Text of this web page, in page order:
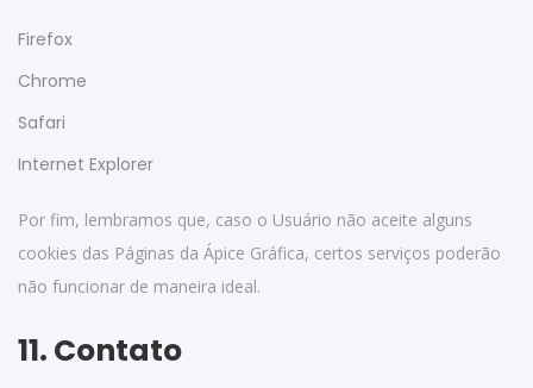
Firefox
Chrome
Safari
Internet Explorer
Por fim, lembramos que, caso o Usuário não aceite alguns
cookies das Páginas da Ápice Gráfica, certos serviços poderão
não funcionar de maneira ideal.
11. Contato